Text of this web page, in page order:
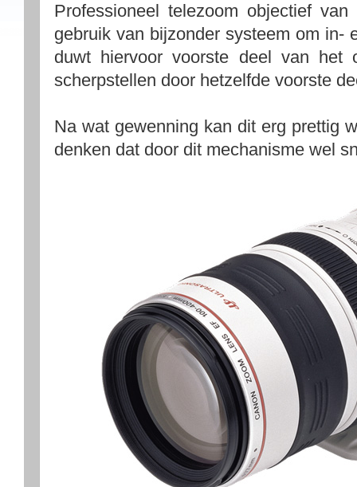
Professioneel telezoom objectief
gebruik van bijzonder systeem om in-
duwt hiervoor voorste deel van het
scherpstellen door hetzelfde voorste
Na wat gewenning kan dit erg prettig
denken dat door dit mechanisme wel